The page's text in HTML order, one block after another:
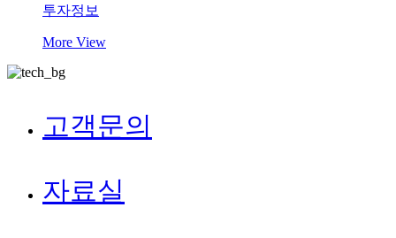
투자정보
More View
고객문의
자료실